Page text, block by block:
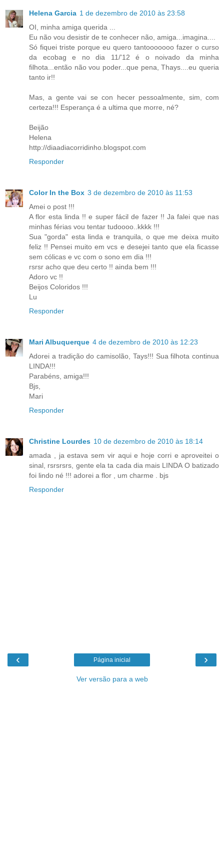
Helena Garcia 1 de dezembro de 2010 às 23:58
OI, minha amiga querida ...
Eu não vou desistir de te conhecer não, amiga...imagina....
Só fiquei triste porque eu quero tantooooooo fazer o curso
da ecobag e no dia 11/'12 é o noivado da minha
filhota...então não vou poder...que pena, Thays....eu queria
tanto ir!!
Mas, a gente vai se con hecer pessoalmente, sim, com
certeza!!! Esperança é a ultima que morre, né?
Beijão
Helena
http://diaadiacorridinho.blogspot.com
Responder
Color In the Box 3 de dezembro de 2010 às 11:53
Amei o post !!!
A flor esta linda !! e super fácil de fazer !! Ja falei que nas
minhas férias vou tentar tudoooo..kkkk !!!
Sua "gorda" esta linda e tranquila, o que me deixa muito
feliz !! Pensei muito em vcs e desejei tanto que ela ficasse
sem cólicas e vc com o sono em dia !!!
rsrsr acho que deu certo !! ainda bem !!!
Adoro vc !!
Beijos Coloridos !!!
Lu
Responder
Mari Albuquerque 4 de dezembro de 2010 às 12:23
Adorei a tradição do camisolão, Tays!!! Sua filhota continua
LINDA!!!
Parabéns, amiga!!!
Bjs,
Mari
Responder
Christine Lourdes 10 de dezembro de 2010 às 18:14
amada , ja estava sem vir aqui e hoje corri e aproveitei o
sinal, rsrsrsrs, gente ela ta cada dia mais LINDA O batizado
foi lindo né !!! adorei a flor , um charme . bjs
Responder
‹ ›
Página inicial
Ver versão para a web